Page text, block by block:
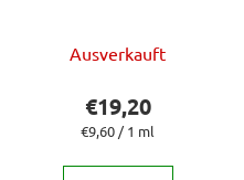
Ausverkauft
€19,20
Verkaufspreis:
€9,60 / 1 ml